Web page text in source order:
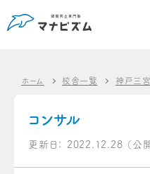
ホーム 校舎一覧 神戸三
コンサル
更新日： 2022.12.28 （公